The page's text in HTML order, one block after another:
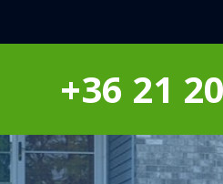
+36 21